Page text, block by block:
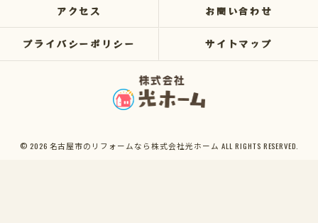
アクセス お問い合わせ
プライバシーポリシー サイトマップ
© 2026 名古屋市のリフォームなら株式会社光ホーム ALL RIGHTS RESERVED.